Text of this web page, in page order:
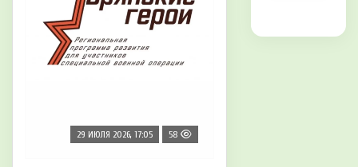
29 ИЮЛЯ 2026, 17:05 58